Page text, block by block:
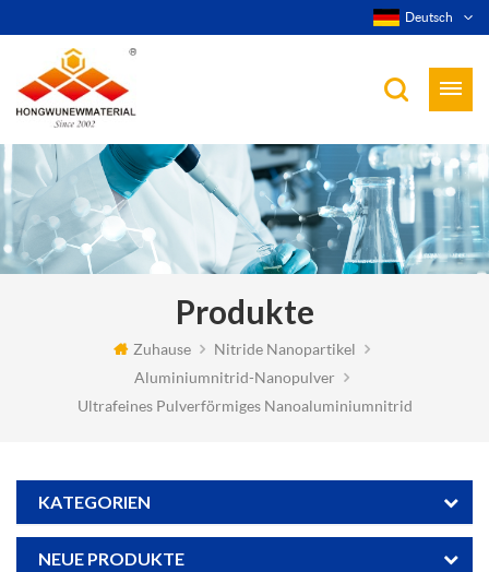
Deutsch
Produkte
Zuhause
Nitride Nanopartikel
Aluminiumnitrid-Nanopulver
Ultrafeines Pulverförmiges Nanoaluminiumnitrid
KATEGORIEN
NEUE PRODUKTE